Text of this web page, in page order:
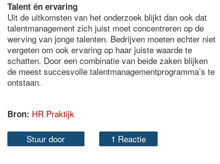
Talent én ervaring
Uit de uitkomsten van het onderzoek blijkt dan ook dat
talentmanagement zich juist moet concentreren op de
werving van jonge talenten. Bedrijven moeten echter niet
vergeten om ook ervaring op haar juiste waarde te
schatten. Door een combinatie van beide zaken blijken
de meest succesvolle talentmanagementprogramma’s te
ontstaan.
Bron: HR Praktijk
Stuur door 1 Reactie